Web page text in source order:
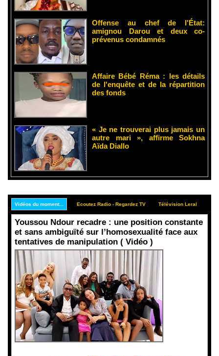
Offense au chef de l'État:
amignou Darou et deux co-
prévenus condamnés
Affaire Bébé Réma : les détails
de l'enquête et de la répartition
des fonds
« Je ne trouverai plus jamais un
autre mari », affirme Sokhna
Aïda Diallo
Vidéos du moment... Ecoutez Radio - Regardez TV Télévision Leral
Youssou Ndour recadre : une position constante
et sans ambiguïté sur l’homosexualité face aux
tentatives de manipulation ( Vidéo )